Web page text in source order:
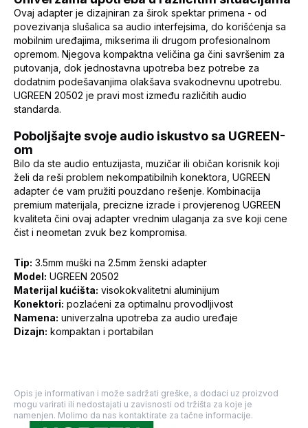
Ovaj adapter je dizajniran za širok spektar primena - od
povezivanja slušalica sa audio interfejsima, do korišćenja sa
mobilnim uređajima, mikserima ili drugom profesionalnom
opremom. Njegova kompaktna veličina ga čini savršenim za
putovanja, dok jednostavna upotreba bez potrebe za
dodatnim podešavanjima olakšava svakodnevnu upotrebu.
UGREEN 20502 je pravi most između različitih audio
standarda.
Poboljšajte svoje audio iskustvo sa UGREEN-
om
Bilo da ste audio entuzijasta, muzičar ili običan korisnik koji
želi da reši problem nekompatibilnih konektora, UGREEN
adapter će vam pružiti pouzdano rešenje. Kombinacija
premium materijala, precizne izrade i provjerenog UGREEN
kvaliteta čini ovaj adapter vrednim ulaganja za sve koji cene
čist i neometan zvuk bez kompromisa.
Tip: 3.5mm muški na 2.5mm ženski adapter
Model: UGREEN 20502
Materijal kućišta: visokokvalitetni aluminijum
Konektori: pozlaćeni za optimalnu provodljivost
Namena: univerzalna upotreba za audio uređaje
Dizajn: kompaktan i portabilan
Opis je informativan i može sadržati greške, a dodaci uz proizvod
mogu varirati ili nedostajati u zavisnosti od tržišta za koje je
namenjen. Molimo da nas kontaktirate za tačne informacije.